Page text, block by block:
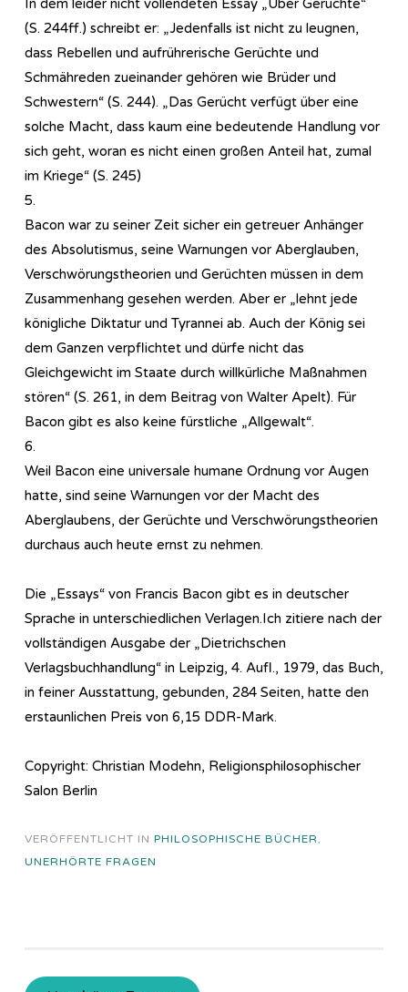
In dem leider nicht vollendeten Essay „Über Gerüchte“
(S. 244ff.) schreibt er: „Jedenfalls ist nicht zu leugnen,
dass Rebellen und aufrührerische Gerüchte und
Schmähreden zueinander gehören wie Brüder und
Schwestern“ (S. 244). „Das Gerücht verfügt über eine
solche Macht, dass kaum eine bedeutende Handlung vor
sich geht, woran es nicht einen großen Anteil hat, zumal
im Kriege“ (S. 245)
5.
Bacon war zu seiner Zeit sicher ein getreuer Anhänger
des Absolutismus, seine Warnungen vor Aberglauben,
Verschwörungstheorien und Gerüchten müssen in dem
Zusammenhang gesehen werden. Aber er „lehnt jede
königliche Diktatur und Tyrannei ab. Auch der König sei
dem Ganzen verpflichtet und dürfe nicht das
Gleichgewicht im Staate durch willkürliche Maßnahmen
stören“ (S. 261, in dem Beitrag von Walter Apelt). Für
Bacon gibt es also keine fürstliche „Allgewalt“.
6.
Weil Bacon eine universale humane Ordnung vor Augen
hatte, sind seine Warnungen vor der Macht des
Aberglaubens, der Gerüchte und Verschwörungstheorien
durchaus auch heute ernst zu nehmen.
Die „Essays“ von Francis Bacon gibt es in deutscher
Sprache in unterschiedlichen Verlagen.Ich zitiere nach der
vollständigen Ausgabe der „Dietrichschen
Verlagsbuchhandlung“ in Leipzig, 4. Aufl., 1979, das Buch,
in feiner Ausstattung, gebunden, 284 Seiten, hatte den
erstaunlichen Preis von 6,15 DDR-Mark.
Copyright: Christian Modehn, Religionsphilosophischer
Salon Berlin
VERÖFFENTLICHT IN PHILOSOPHISCHE BÜCHER,
UNERHÖRTE FRAGEN